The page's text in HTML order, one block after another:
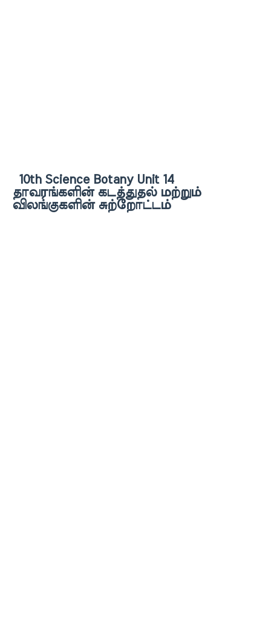
10th Science Botany Unit 14
தாவரங்களின் கடத்துதல் மற்றும்
விலங்குகளின் சுற்றோட்டம்